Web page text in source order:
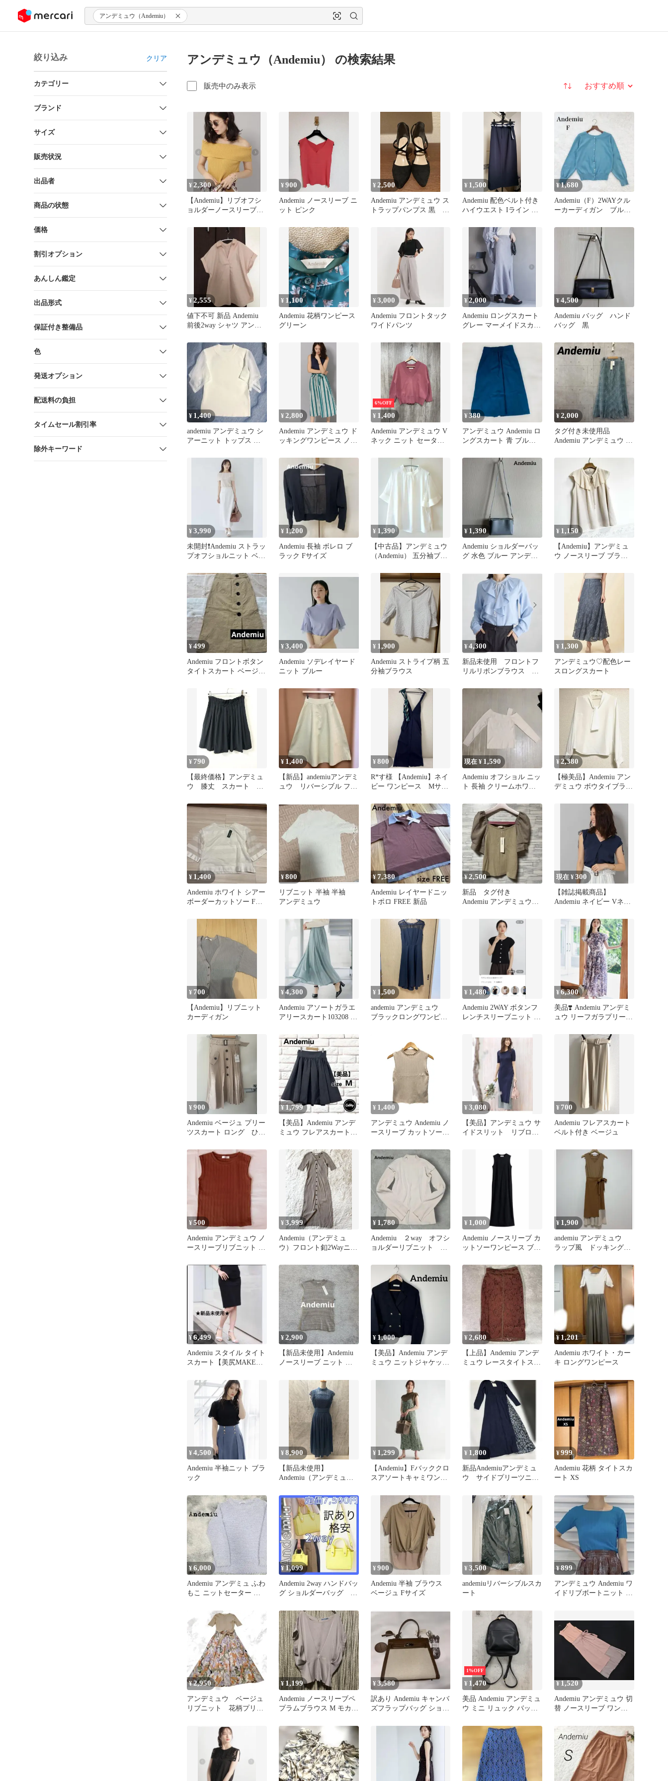
ツにスキップ アンデミュウ（Andemiu）
絞り込み クリア
カテゴリー
ブランド
サイズ
販売状況
出品者
商品の状態
価格
割引オプション
あんしん鑑定
出品形式
保証付き整備品
色
発送オプション
配送料の負担
タイムセール割引率
除外キーワード
アンデミュウ（Andemiu） の検索結果
販売中のみ表示 並び替え
¥2,300
【Andemiu】リブオフシ
ョルダーノースリーブニ
¥900
Andemiu ノースリーブ ニ
ット ピンク
¥ 2,500
Andemiu アンデミュウ ス
トラップパンプス 黒 ハ
¥ 1,500
Andemiu 配色ベルト付き
ハイウエスト Iライン ロ
¥1,680
Andemiu（F）2WAYクル
ーカーディガン ブル
¥ 2,555
値下不可 新品 Andemiu
前後2way シャツ アンデ
¥ 1,100
Andemiu 花柄ワンピース
グリーン
¥3,000
Andemiu フロントタック
ワイドパンツ
¥2,000
Andemiu ロングスカート
グレー マーメイドスカー
¥4,500
Andemiu バッグ ハンド
バッグ 黒
¥ 1,400
andemiu アンデミュウ シ
アーニット トップス ホ
¥ 2,800
Andemiu アンデミュウ ド
ッキングワンピース ノー
6%OFF
¥ 1,400
Andemiu アンデミュウ V
ネック ニット セーター
ース
¥380
アンデミュウ Andemiu ロ
ングスカート 青 ブルー
¥2,000
タグ付き未使用品
Andemiu アンデミュウ チ
¥3,990
未開封❗️Andemiu ストラッ
プオフショルニット ベー
¥ 1,200
Andemiu 長袖 ボレロ ブ
ラック Fサイズ
¥ 1,390
【中古品】アンデミュウ
（Andemiu） 五分袖ブラ
イズ
¥ 1,390
Andemiu ショルダーバッ
グ 水色 ブルー アンデミ
¥ 1,150
【Andemiu】アンデミュ
ウ ノースリーブ ブラウ
¥499
Andemiu フロントボタン
タイトスカート ベージ
¥3,400
Andemiu ソデレイヤード
ニット ブルー
¥ 1,900
Andemiu ストライプ柄 五
分袖ブラウス
¥4,300
新品未使用 フロントフ
リルリボンブラウス ア
¥ 1,300
アンデミュウ♡配色レー
スロングスカート
¥ 790
【最終価格】アンデミュ
ウ 膝丈 スカート ブ
ム 洗える
¥ 1,400
【新品】andemiuアンデミ
ュウ リバーシブル フレ
ズ
¥800
R*す様 【Andemiu】ネイ
ビー ワンピース Mサイ
現在 ¥ 1,590
Andemiu オフショル ニッ
ト 長袖 クリームホワイ
¥2,380
【極美品】Andemiu アン
デミュウ ボウタイブラウ
¥ 1,400
Andemiu ホワイト シアー
ボーダーカットソー Fサ
¥800
リブニット 半袖 半袖
アンデミュウ
¥7,380
Andemiu レイヤードニッ
トポロ FREE 新品
¥2,500
新品 タグ付き
Andemiu アンデミュウ
半袖 F
現在 ¥300
【雑誌掲載商品】
Andemiu ネイビー Vネッ
¥ 700
【Andemiu】リブニット
カーディガン
¥4,300
Andemiu アソートガラエ
アリースカート103208 ミ
¥ 1,500
andemiu アンデミュウ
ブラックロングワンピー
¥ 1,480
Andemiu 2WAY ボタンフ
レンチスリーブニット ブ
¥6,300
美品❣️ Andemiu アンデミ
ュウ リーフガラプリーツ
¥900
Andemiu ベージュ プリー
ツスカート ロング ひざ
¥1,799
【美品】Andemiu アンデ
ミュウ フレアスカート
¥ 1,400
アンデミュウ Andemiu ノ
ースリーブ カットソー
ックネック 無地 F ライト
ベージュ
¥3,080
【美品】アンデミュウ サ
イドスリット リブロン
¥ 700
Andemiu フレアスカート
ベルト付き ベージュ
¥500
Andemiu アンデミュウ ノ
ースリーブリブニット
¥3,999
Andemiu（アンデミュ
ウ）フロント釦2Wayニッ
¥ 1,780
Andemiu ２way オフシ
ョルダーリブニット フ
タン
¥ 1,000
Andemiu ノースリーブ カ
ットソーワンピース ブラ
¥ 1,900
andemiu アンデミュウ
ラップ風 ドッキングワ
¥6,499
Andemiu スタイル タイト
スカート【美尻MAKE】
¥2,900
【新品未使用】Andemiu
ノースリーブ ニット ベ
¥ 1,000
【美品】Andemiu アンデ
ミュウ ニットジャケット
¥2,680
【上品】Andemiu アンデ
ミュウ レースタイトスカ
¥ 1,201
Andemiu ホワイト・カー
キ ロングワンピース
¥4,500
Andemiu 半袖ニット ブラ
ック
¥8,900
【新品未使用】
Andemiu（アンデミュ）
す。
¥ 1,299
【Andemiu】Fバッククロ
スアソートキャミワンピ
¥ 1,800
新品Andemiuアンデミュ
ウ サイドプリーツニッ
ーF紺
¥999
Andemiu 花柄 タイトスカ
ート XS
¥6,000
Andemiu アンデミュ ふわ
もこ ニットセーター ラ
¥1,099
Andemiu 2way ハンドバッ
グ ショルダーバッグ イ
¥900
Andemiu 半袖 ブラウス
ベージュ Fサイズ
¥3,500
andemiuリバーシブルスカ
ート
¥899
アンデミュウ Andemiu ワ
イドリブボートニット ブ
¥2,950
アンデミュウ ベージュ
リブニット 花柄プリー
ワンピース
¥1,199
Andemiu ノースリーブペ
プラムブラウス M モカ
¥3,580
訳あり Andemiu キャンバ
ズフラップバッグ ショル
1%OFF
¥ 1,470
美品 Andemiu アンデミュ
ウ ミニ リュック バッグ
¥ 1,520
Andemiu アンデミュウ 切
替 ノースリーブ ワンピ
ディース